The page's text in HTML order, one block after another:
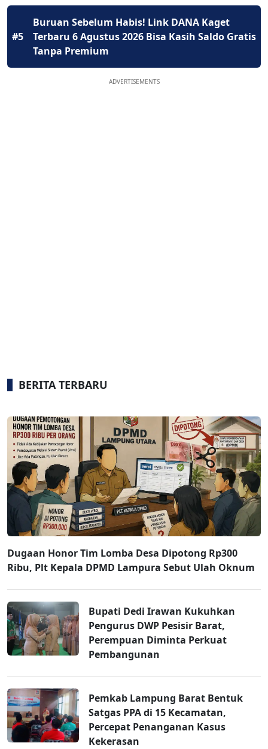
#5
Buruan Sebelum Habis! Link DANA Kaget
Terbaru 6 Agustus 2026 Bisa Kasih Saldo Gratis
Tanpa Premium
ADVERTISEMENTS
BERITA TERBARU
Dugaan Honor Tim Lomba Desa Dipotong Rp300
Ribu, Plt Kepala DPMD Lampura Sebut Ulah Oknum
Bupati Dedi Irawan Kukuhkan
Pengurus DWP Pesisir Barat,
Perempuan Diminta Perkuat
Pembangunan
Pemkab Lampung Barat Bentuk
Satgas PPA di 15 Kecamatan,
Percepat Penanganan Kasus
Kekerasan